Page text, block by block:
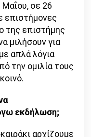
Μαΐου, σε 26
επιστήμονες
της επιστήμης
μιλήσουν για
απλά λόγια
την ομιλία τους
εκδήλωση;
αρχίζουμε